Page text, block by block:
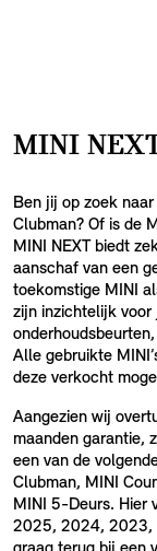
MINI
Ben jij op zoek
Clubman? Of is de
MINI NEXT biedt
aanschaf van een
toekomstige MINI
zijn inzichtelijk
Alle gebruikte
deze verkocht
Aangezien wij
maanden garantie,
een van de
Clubman, MINI
MINI 5-Deurs. Hier
2025, 2024, 2023,